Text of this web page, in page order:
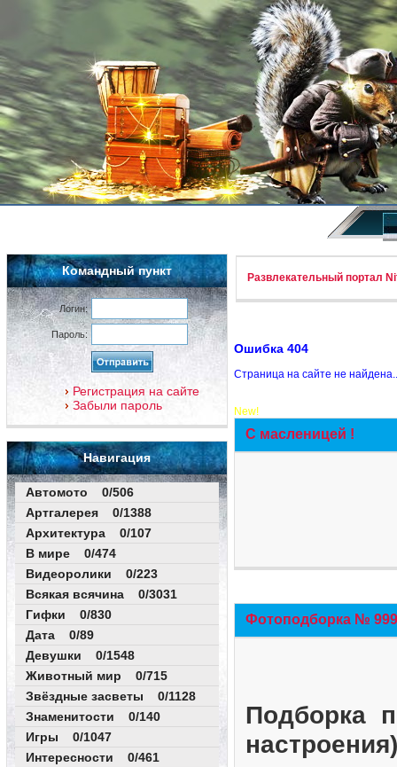
Командный пункт
Логин:
Пароль:
Регистрация на сайте
Забыли пароль
Навигация
Автомото 0/506
Артгалерея 0/1388
Архитектура 0/107
В мире 0/474
Видеоролики 0/223
Всякая всячина 0/3031
Гифки 0/830
Дата 0/89
Девушки 0/1548
Животный мир 0/715
Звёздные засветы 0/1128
Знаменитости 0/140
Игры 0/1047
Интересности 0/461
Развлекательный портал
Ошибка 404
Страница на сайте не
New!
С масленицей !
Фотоподборка №
Подборка